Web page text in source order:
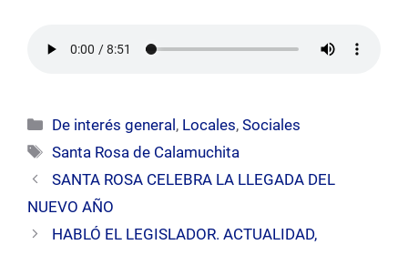
Categorías
De interés general , Locales,Sociales
Etiquetas
Santa Rosa de Calamuchita
SANTA ROSA CELEBRA LA LLEGADA DEL
NUEVO AÑO
HABLÓ EL LEGISLADOR. ACTUALIDAD,